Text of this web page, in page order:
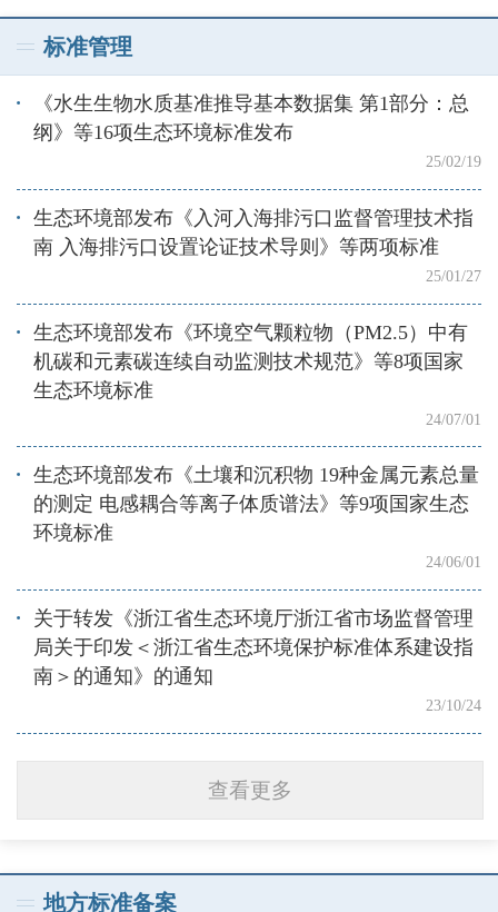
标准管理
《水生生物水质基准推导基本数据集 第1部分：总
纲》等16项生态环境标准发布
25/02/19
生态环境部发布《入河入海排污口监督管理技术指
南 入海排污口设置论证技术导则》等两项标准
25/01/27
生态环境部发布《环境空气颗粒物（PM2.5）中有
机碳和元素碳连续自动监测技术规范》等8项国家
生态环境标准
24/07/01
生态环境部发布《土壤和沉积物 19种金属元素总量
的测定 电感耦合等离子体质谱法》等9项国家生态
环境标准
24/06/01
关于转发《浙江省生态环境厅浙江省市场监督管理
局关于印发＜浙江省生态环境保护标准体系建设指
南＞的通知》的通知
23/10/24
查看更多
地方标准备案